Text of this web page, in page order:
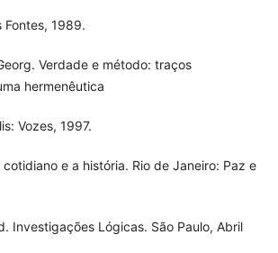
Fontes, 1989.
Verdade e método: traços
hermenêutica
Vozes, 1997.
cotidiano e a história. Rio de Janeiro: Paz e
Investigações Lógicas. São Paulo, Abril